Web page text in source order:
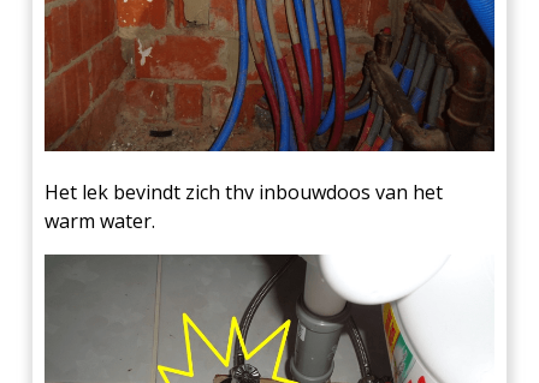
Het lek bevindt zich thv inbouwdoos van het
warm water.